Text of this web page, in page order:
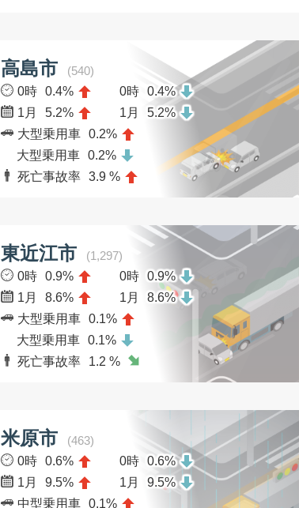
高島市
(540)
0時 0.4% 0時 0.4%
1月
5.2% 1月
5.2%
大型乗用車 0.2%
大型乗用車 0.2%
死亡事故率 3.9 %
東近江市
(1,297)
0時 0.9% 0時 0.9%
1月
8.6% 1月
8.6%
大型乗用車 0.1%
大型乗用車 0.1%
死亡事故率
1.2 %
米原市
(463)
0時 0.6% 0時 0.6%
1月
9.5% 1月
9.5%
中型乗用車 0.1%